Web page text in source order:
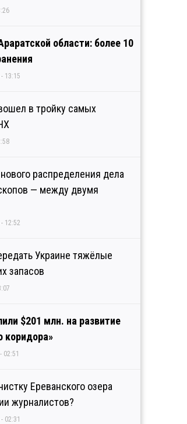
области: более 10
13:15
в тройку самых
распределения дела
— между двумя
12:52
Украине тяжёлые
запасов
$201 млн. на развитие
коридора»
02:51
Ереванского озера
журналистов?
02:31